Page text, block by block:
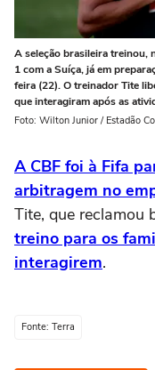
A seleção brasileira treinou,
1 com a Suíça, já em
feira (22). O treinador Tite
que interagiram após as
Foto: Wilton Junior / Estadão
A CBF foi à Fifa
arbitragem no
Tite, que reclamou
treino para os
interagirem.
Fonte: Terra